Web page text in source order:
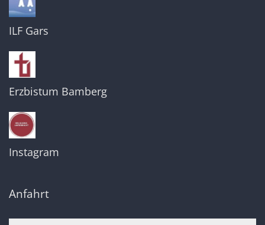
ILF Gars
Erzbistum Bamberg
Instagram
Anfahrt